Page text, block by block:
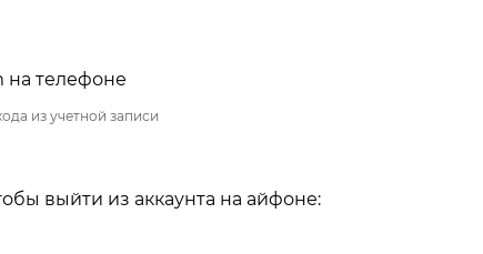
из учетной записи
выйти из аккаунта на айфоне: